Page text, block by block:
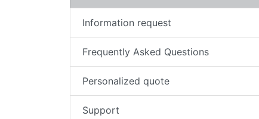
Information request
Frequently Asked Questions
Personalized quote
Support